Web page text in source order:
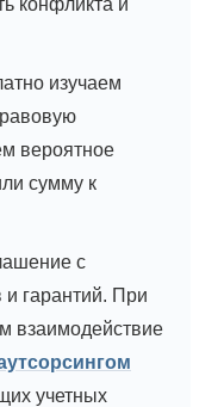
конфликта и
изучаем
вероятное
сумму к
с
и гарантий. При
взаимодействие
учетных